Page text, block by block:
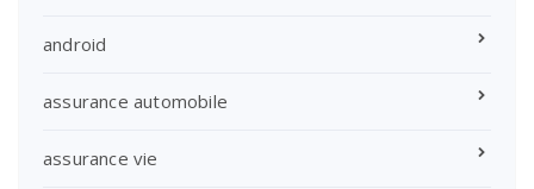
android
assurance automobile
assurance vie